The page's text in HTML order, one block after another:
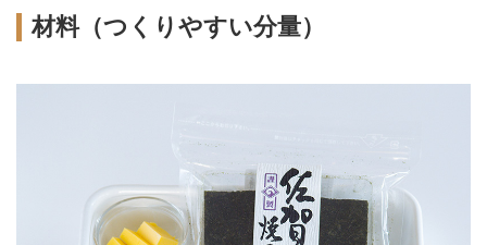
材料（つくりやすい分量）